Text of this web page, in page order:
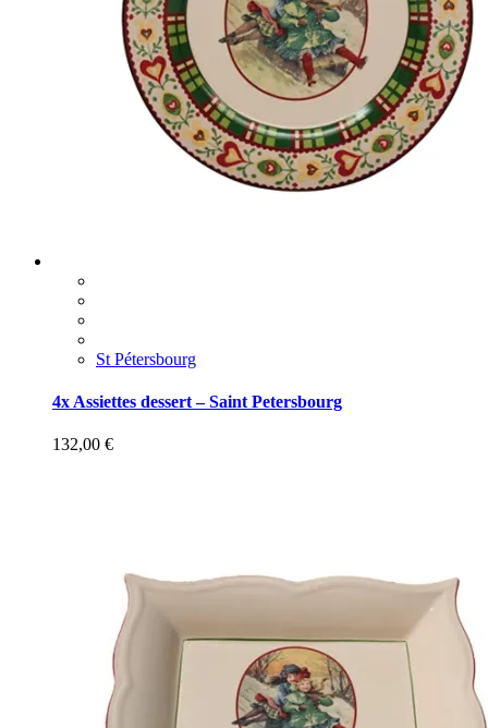
St Pétersbourg
4x Assiettes dessert – Saint Petersbourg
132,00 €